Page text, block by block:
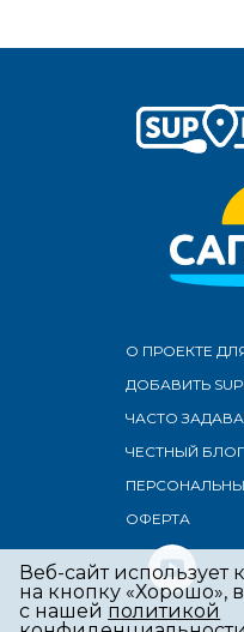
О ПРОЕКТЕ
ДОБАВИТЬ
ЧАСТО
ЧЕСТНЫЙ БЛОГ
ОФЕРТА
Веб-сайт использует
на кнопку «Хорошо»,
с нашей политикой